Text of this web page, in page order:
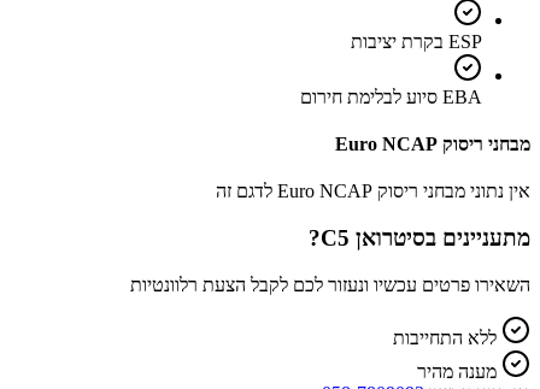
ESP בקרת יציבות
EBA סיוע לבלימת חירום
מבחני ריסוק Euro NCAP
אין נתוני מבחני ריסוק Euro NCAP לדגם זה
מתעניינים בסיטרואן C5 ?
השאירו פרטים עכשיו ונעזור לכם לקבל הצעת רלוונטיות
ללא התחייבות
מענה מהיר